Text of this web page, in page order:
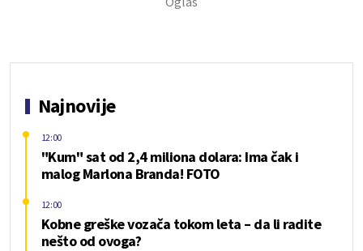
Najnovije
"Kum" sat od 2,4 miliona dolara: Ima čak i
malog Marlona Branda! FOTO
12:00
Kobne greške vozača tokom leta – da li radite
nešto od ovoga?
12:00